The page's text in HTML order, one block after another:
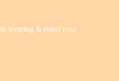
levering & enkel retur